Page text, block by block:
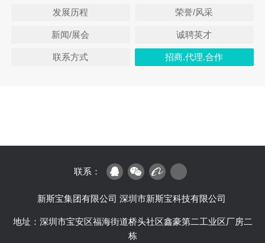
发展历程 荣誉/风采
新闻/展会 诚聘英才
联系方式 招商.代理.合作
联系：
新斯宝集团有限公司 深圳市新斯宝科技有限公司
地址：深圳市宝安区福海街道桥头社区鑫豪第二工业区厂房二
栋